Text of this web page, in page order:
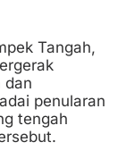
Tangah,
dan
penularan
tengah